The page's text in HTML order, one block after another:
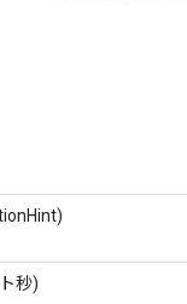
秒)